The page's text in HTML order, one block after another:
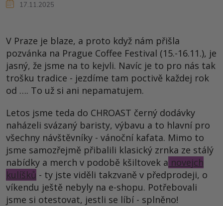
17.11.2025
V Praze je blaze, a proto když nám přišla
pozvánka na Prague Coffee Festival (15.-16.11.), je
jasný, že jsme na to kejvli. Navíc je to pro nás tak
trošku tradice - jezdíme tam poctivě každej rok
od …. To už si ani nepamatujem.
Letos jsme teda do CHROAST černý dodávky
naházeli svázaný baristy, výbavu a to hlavní pro
všechny návštěvníky - vánoční kafata. Mimo to
jsme samozřejmě přibalili klasický zrnka ze stálý
nabídky a merch v podobě kšiltovek a novejch
kulíšků - ty jste viděli takzvaně v předprodeji, o
víkendu ještě nebyly na e-shopu. Potřebovali
jsme si otestovat, jestli se líbí - splněno!